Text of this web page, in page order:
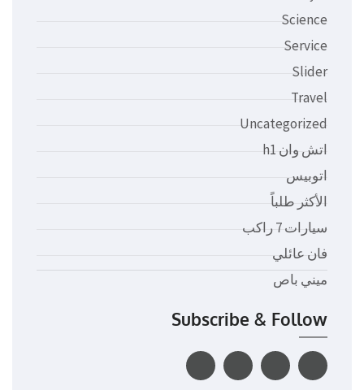
Science
Service
Slider
Travel
Uncategorized
اتش وان h1
اتوبيس
الأكثر طلباً
سيارات 7 راكب
فان عائلي
ميني باص
Subscribe & Follow